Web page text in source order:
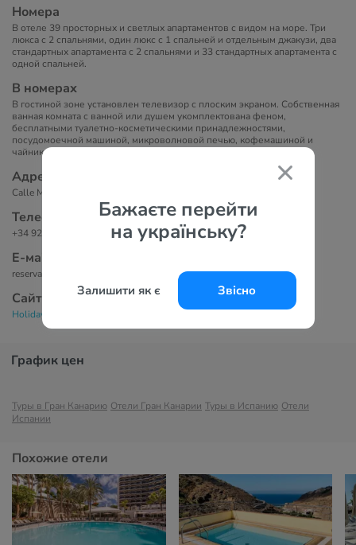
Бажаєте перейти
на українську?
Залишити як є Звісно
Номера
В отеле 39 просторных и светлых апартаментов с видом на море. Три
люкса с 2 спальнями, один люкс с 1 спальней и отдельным джакузи, два
стандартных апартамента с 2 спальнями и 33 стандартных апартамента с
одной спальней.
В номерах
В гостиной зоне установлен телевизор с плоским экраном. Собственная
ванная комната с ванной или душем укомплектована феном,
бесплатными туалетно-косметическими принадлежностями,
посудомоечной машиной, микроволновой печью, кофемашиной и
чайником. В некоторых апартаментах есть балкон.
Адрес
Calle Montana Clara,12, 35130 Amadores, Spain
Телефоны
+34 928 153 776
Е-маil
reservations@hccanarias.com
Сайт
Holiday Club Vista Amadores 4*
График цен
Туры в Гран Канарию Отели Гран Канарии Туры в Испанию Отели
Испании
Похожие отели